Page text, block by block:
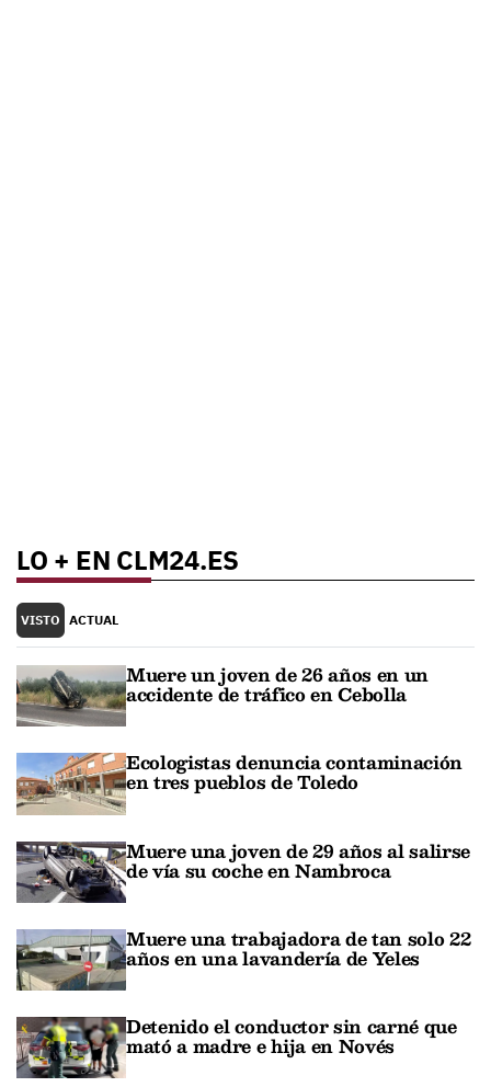
LO + EN CLM24.ES
VISTO ACTUAL
Muere un joven de 26 años en un
accidente de tráfico en Cebolla
Ecologistas denuncia contaminación
en tres pueblos de Toledo
Muere una joven de 29 años al salirse
de vía su coche en Nambroca
Muere una trabajadora de tan solo 22
años en una lavandería de Yeles
Detenido el conductor sin carné que
mató a madre e hija en Novés